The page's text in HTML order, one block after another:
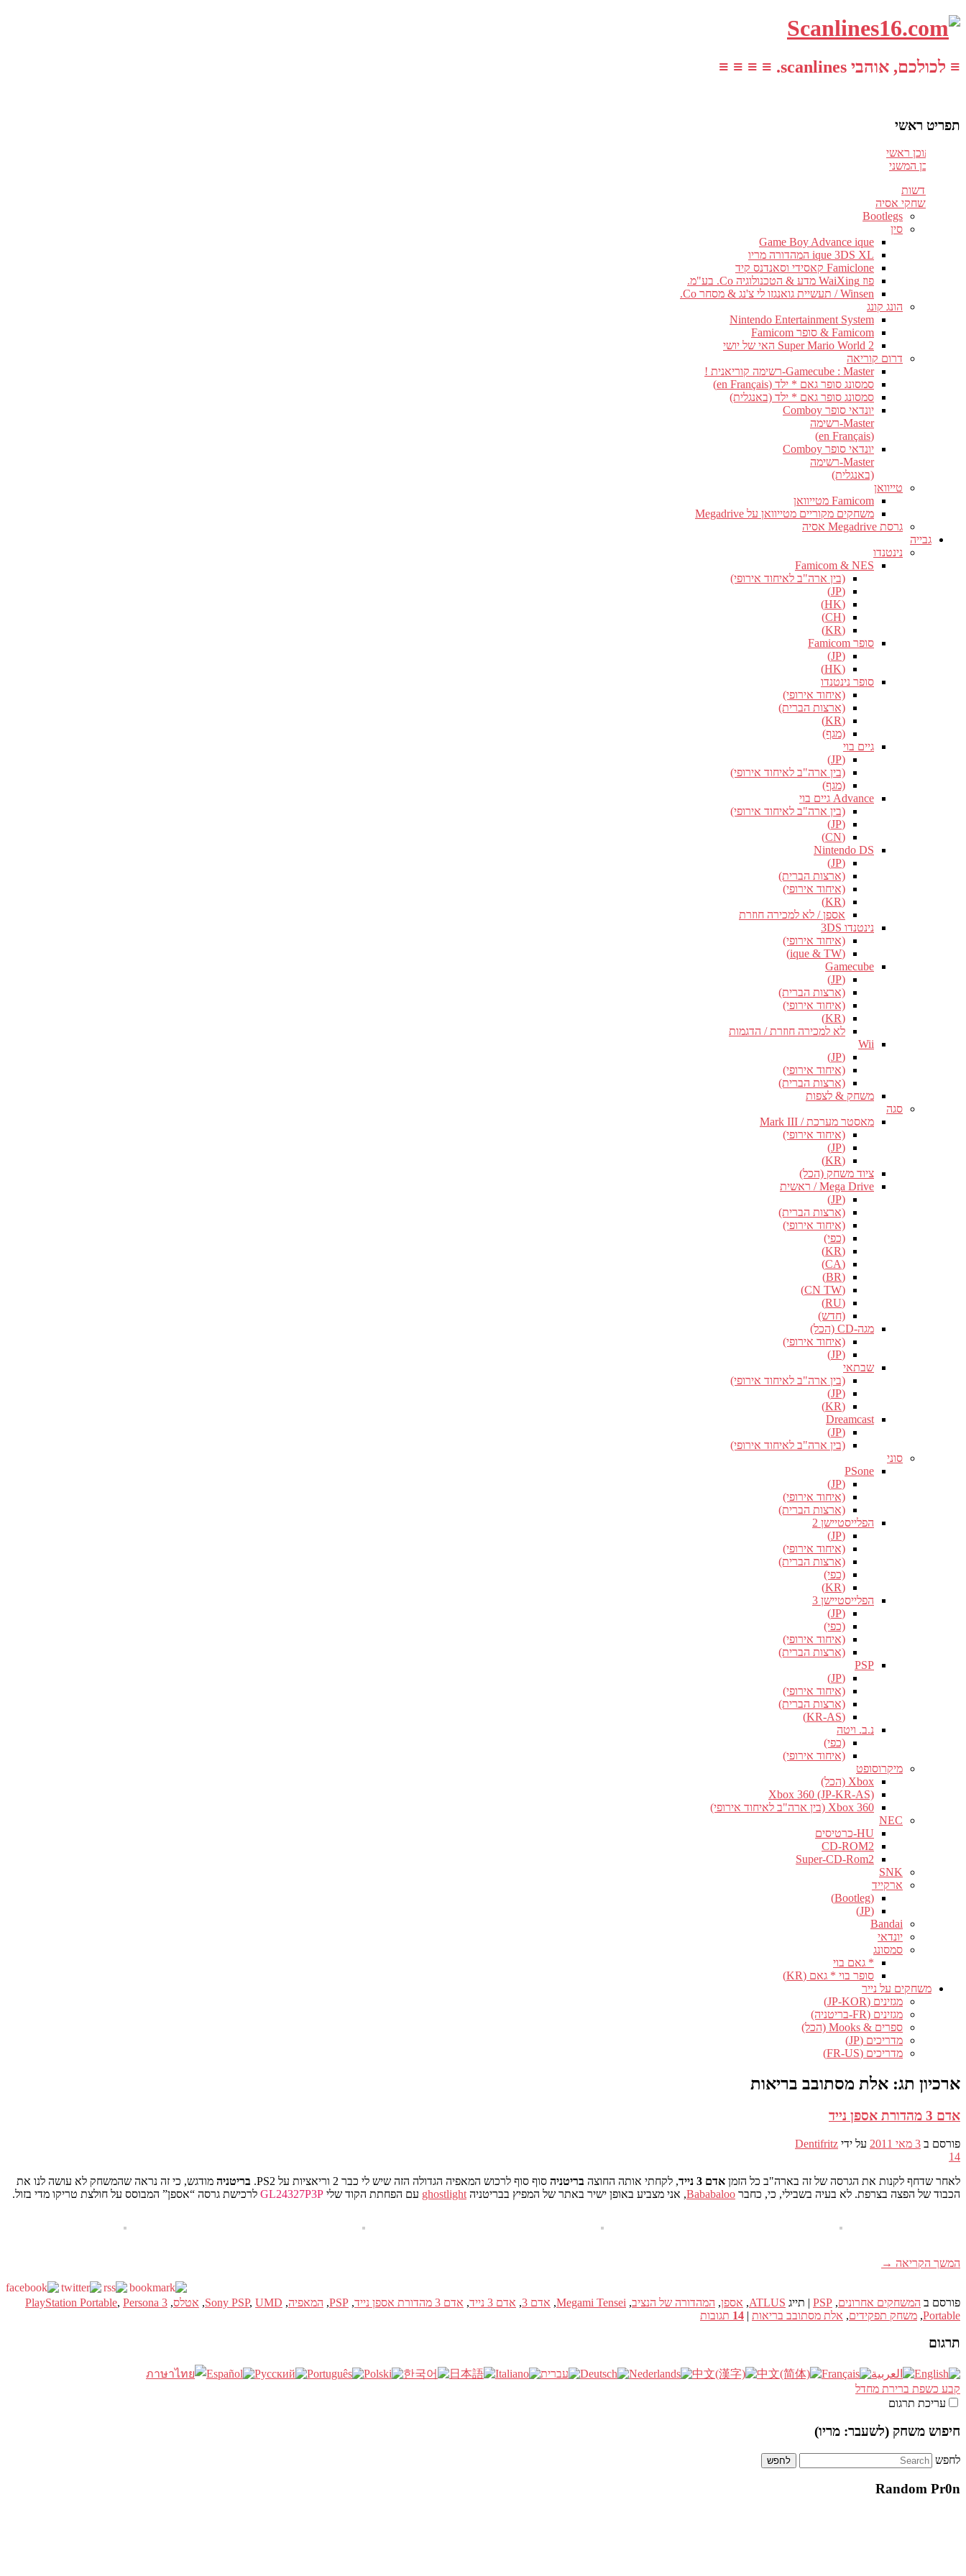
≡ לכולכם, אוהבי scanlines. ≡ ≡ ≡ ≡
תפריט ראשי
עבור לתוכן ראשי
דלג לתוכן המשני
חדשות
משחקי אסיה
Bootlegs
סין
Game Boy Advance ique
ique 3DS XL המהדורה מריו
Famiclone קאסידי וסאנדנס קיד
פוז WaiXing מדע & הטכנולוגיה Co. בע"מ.
Winsen / תעשיית גואנגזו לי צ'נג & מסחר Co.
הונג קונג
Nintendo Entertainment System
Famicom & סופר Famicom
Super Mario World 2 האי של יושי
דרום קוריאה
Gamecube : Master-רשימה קוריאנית !
סמסונג סופר גאם * ילד (en Français)
סמסונג סופר גאם * ילד (באנגלית)
יונדאי סופר Comboy
Master-רשימה
(en Français)
יונדאי סופר Comboy
Master-רשימה
(באנגלית)
טייוואן
Famicom מטייוואן
משחקים מקוריים מטייוואן על Megadrive
גרסת Megadrive אסיה
גבייה
נינטנדו
Famicom & NES
(בין ארה"ב לאיחוד אירופי)
(JP)
(HK)
(CH)
(KR)
סופר Famicom
(JP)
(HK)
סופר נינטנדו
(איחוד אירופי)
(ארצות הברית)
(KR)
(מגף)
גיים בוי
(JP)
(בין ארה"ב לאיחוד אירופי)
(מגף)
Advance גיים בוי
(בין ארה"ב לאיחוד אירופי)
(JP)
(CN)
Nintendo DS
(JP)
(ארצות הברית)
(איחוד אירופי)
(KR)
אספן / לא למכירה חוזרת
נינטנדו 3DS
(איחוד אירופי)
(ique & TW)
Gamecube
(JP)
(ארצות הברית)
(איחוד אירופי)
(KR)
לא למכירה חוזרת / הדגמות
Wii
(JP)
(איחוד אירופי)
(ארצות הברית)
משחק & לצפות
סגה
מאסטר מערכת / Mark III
(איחוד אירופי)
(JP)
(KR)
ציוד משחק (הכל)
Mega Drive / ראשית
(JP)
(ארצות הברית)
(איחוד אירופי)
(כפי)
(KR)
(CA)
(BR)
(CN TW)
(RU)
(חדש)
מגה-CD (הכל)
(איחוד אירופי)
(JP)
שבתאי
(בין ארה"ב לאיחוד אירופי)
(JP)
(KR)
Dreamcast
(JP)
(בין ארה"ב לאיחוד אירופי)
סוני
PSone
(JP)
(איחוד אירופי)
(ארצות הברית)
הפלייסטיישן 2
(JP)
(איחוד אירופי)
(ארצות הברית)
(כפי)
(KR)
הפלייסטיישן 3
(JP)
(כפי)
(איחוד אירופי)
(ארצות הברית)
PSP
(JP)
(איחוד אירופי)
(ארצות הברית)
(KR-AS)
נ.ב. ויטה
(כפי)
(איחוד אירופי)
מיקרוסופט
Xbox (הכל)
Xbox 360 (JP-KR-AS)
Xbox 360 (בין ארה"ב לאיחוד אירופי)
NEC
HU-כרטיסים
CD-ROM2
Super-CD-Rom2
SNK
ארקייד
(Bootleg)
(JP)
Bandai
יונדאי
סמסונג
* גאם בוי
סופר בוי * גאם (KR)
משחקים על נייר
מגזינים (JP-KOR)
מגזינים (FR-בריטניה)
ספרים & Mooks (הכל)
מדריכים (JP)
מדריכים (FR-US)
ארכיון תג: אלת מסתובב בריאות
אדם 3 מהדורת אספן נייד
פורסם ב 3 מאי 2011 על ידי Dentifritz
14
לאחר שדחף לקנות את הגרסה של זה בארה"ב כל הזמן אדם 3 נייד , לקחתי אותה החוצה בריטניה סוף סוף לרכוש המאפיה הגדולה הזה שיש לי כבר 2 וריאציות על PS2. בריטניה מודגש, כי זה נראה שהמשחק לא עושה לנו את
הכבוד של הפצה בצרפת. לא בעיה בשבילי, כי, כחבר Bababaloo, אני מצביע באופן ישיר באתר של המפיץ בבריטניה ghostlight עם הפחתת הקוד שלי GL24327P3P לרכישת גרסה “אספן” המבוסס על חולצת טריקו מדי בזול.
המשך הקריאה →
פורסם ב המשחקים אחרונים,
PSP
| תייג ATLUS
, אספן, המהדורה של הנציב,
Megami Tensei
, אדם 3 , אדם 3 נייד , אדם 3 מהדורת אספן נייד ,
PSP
, המאפיה,
Sony PSP, UMD
, אטלס,
PlayStation Portable, Persona 3
Portable
, משחק תפקידים, אלת מסתובב בריאות |
14 תגובות
תרגום
קבע כשפת ברירת מחדל
עריכת תרגום
חיפוש משחק (לשעבר: מריו)
לחפש
Random Pr0n